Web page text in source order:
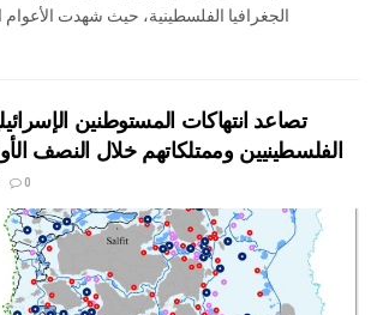
الجغرافيا الفلسطينية، حيث شهدت الأعوام
تصاعد انتهاكات المستوطنين
الفلسطينيين وممتلكاتهم خلال النصف الأول
0